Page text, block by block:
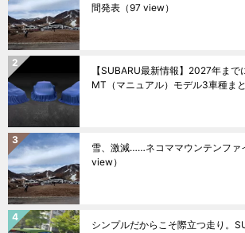
間発表 （97 view）
【SUBARU最新情報】2027年まで
MT（マニュアル）モデル3車種ま
雪、激減……ネコママウンテンファ
view）
シンプルだからこそ際立つ走り。